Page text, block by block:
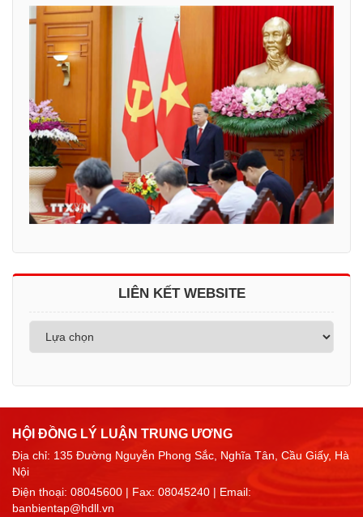
LIÊN KẾT WEBSITE
HỘI ĐỒNG LÝ LUẬN TRUNG ƯƠNG
Địa chỉ: 135 Đường Nguyễn Phong Sắc, Nghĩa Tân, Cầu Giấy, Hà
Nội
Điện thoại: 08045600 | Fax: 08045240 | Email:
banbientap@hdll.vn